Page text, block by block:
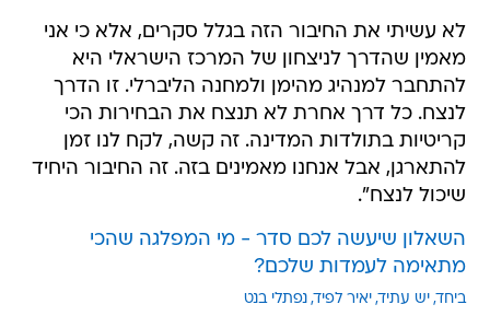
לא עשיתי את החיבור הזה בגלל סקרים, אלא כי אני
מאמין שהדרך לניצחון של המרכז הישראלי היא
להתחבר למנהיג מהימן ולמחנה הליברלי. זו הדרך
לנצח. כל דרך אחרת לא תנצח את הבחירות הכי
קריטיות בתולדות המדינה. זה קשה, לקח לנו זמן
להתארגן, אבל אנחנו מאמינים בזה. זה החיבור היחיד
שיכול לנצח".
השאלון שיעשה לכם סדר - מי המפלגה שהכי
מתאימה לעמדות שלכם?
ביחד יש עתיד יאיר לפיד נפתלי בנט